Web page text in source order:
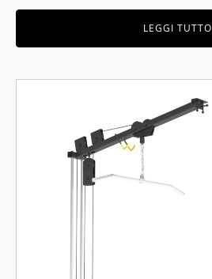
LEGGI TUTTO